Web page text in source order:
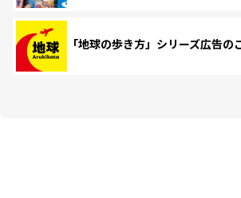
「地球の歩き方」シリーズ広告の